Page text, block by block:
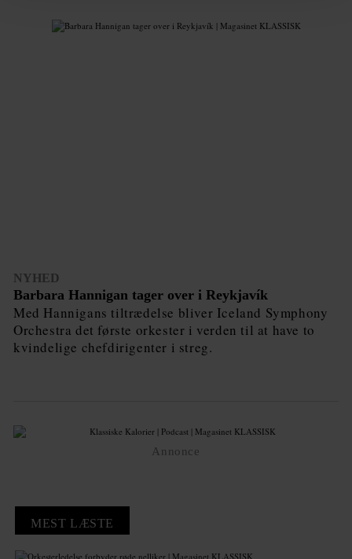
NYHED
Barbara Hannigan tager over i Reykjavík
Med Hannigans tiltrædelse bliver Iceland Symphony
Orchestra det første orkester i verden til at have to
kvindelige chefdirigenter i streg.
Annonce
MEST LÆSTE